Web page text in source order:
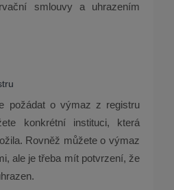
smlouvy a uhrazením
požádat o výmaz z registru
konkrétní instituci, která
Rovněž můžete o výmaz
ale je třeba mít potvrzení, že